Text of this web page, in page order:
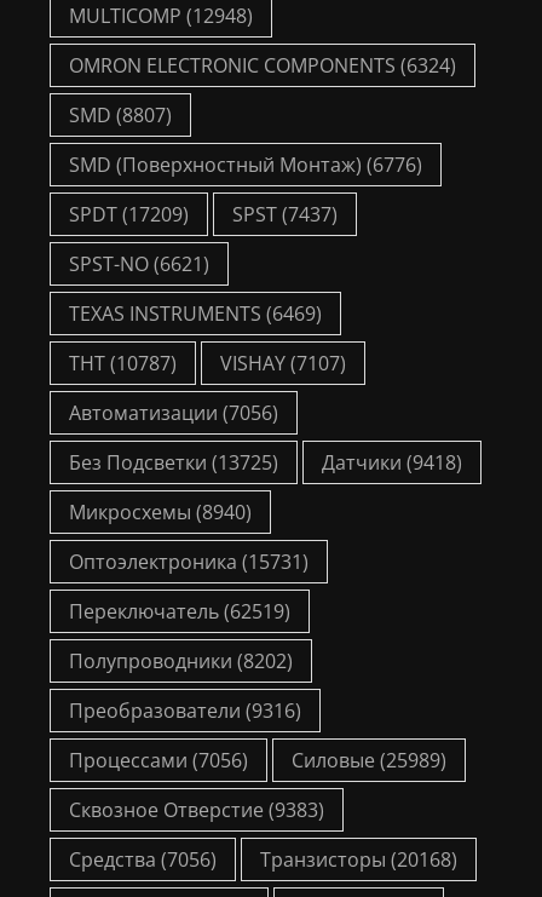
MULTICOMP (12948)
OMRON ELECTRONIC COMPONENTS (6324)
SMD (8807)
SMD (Поверхностный Монтаж) (6776)
SPDT(17209) SPST(7437)
SPST-NO(6621)
TEXAS INSTRUMENTS (6469)
THT(10787) VISHAY(7107)
Автоматизации (7056)
Без Подсветки (13725) Датчики (9418)
Микросхемы (8940)
Оптоэлектроника (15731)
Переключатель(62519)
Полупроводники (8202)
Преобразователи (9316)
Процессами (7056) Силовые (25989)
Сквозное Отверстие (9383)
Средства (7056) Транзисторы (20168)